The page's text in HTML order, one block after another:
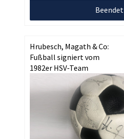
Beendet
Hrubesch, Magath & Co:
Fußball signiert vom
1982er HSV-Team